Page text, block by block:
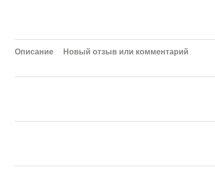
Описание Новый отзыв или комментарий